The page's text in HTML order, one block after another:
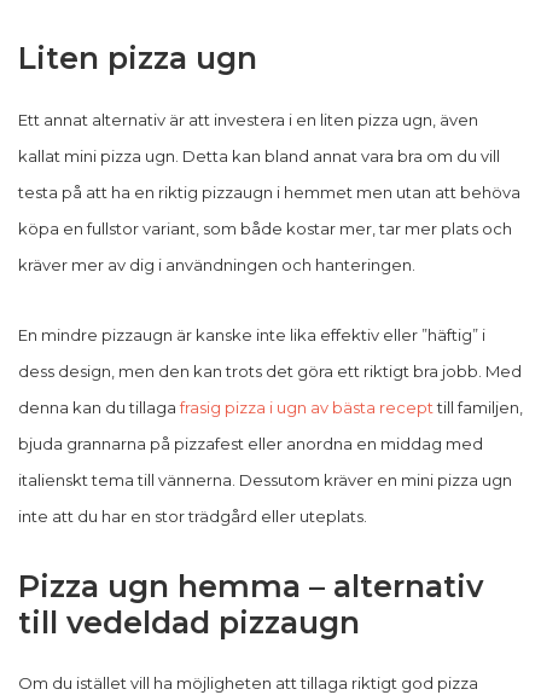
Liten pizza ugn
Ett annat alternativ är att investera i en liten pizza ugn, även
kallat mini pizza ugn. Detta kan bland annat vara bra om du vill
testa på att ha en riktig pizzaugn i hemmet men utan att behöva
köpa en fullstor variant, som både kostar mer, tar mer plats och
kräver mer av dig i användningen och hanteringen.
En mindre pizzaugn är kanske inte lika effektiv eller ”häftig” i
dess design, men den kan trots det göra ett riktigt bra jobb. Med
denna kan du tillagafrasig pizza i ugn av bästa recepttill familjen,
bjuda grannarna på pizzafest eller anordna en middag med
italienskt tema till vännerna. Dessutom kräver en mini pizza ugn
inte att du har en stor trädgård eller uteplats.
Pizza ugn hemma – alternativ
till vedeldad pizzaugn
Om du istället vill ha möjligheten att tillaga riktigt god pizza